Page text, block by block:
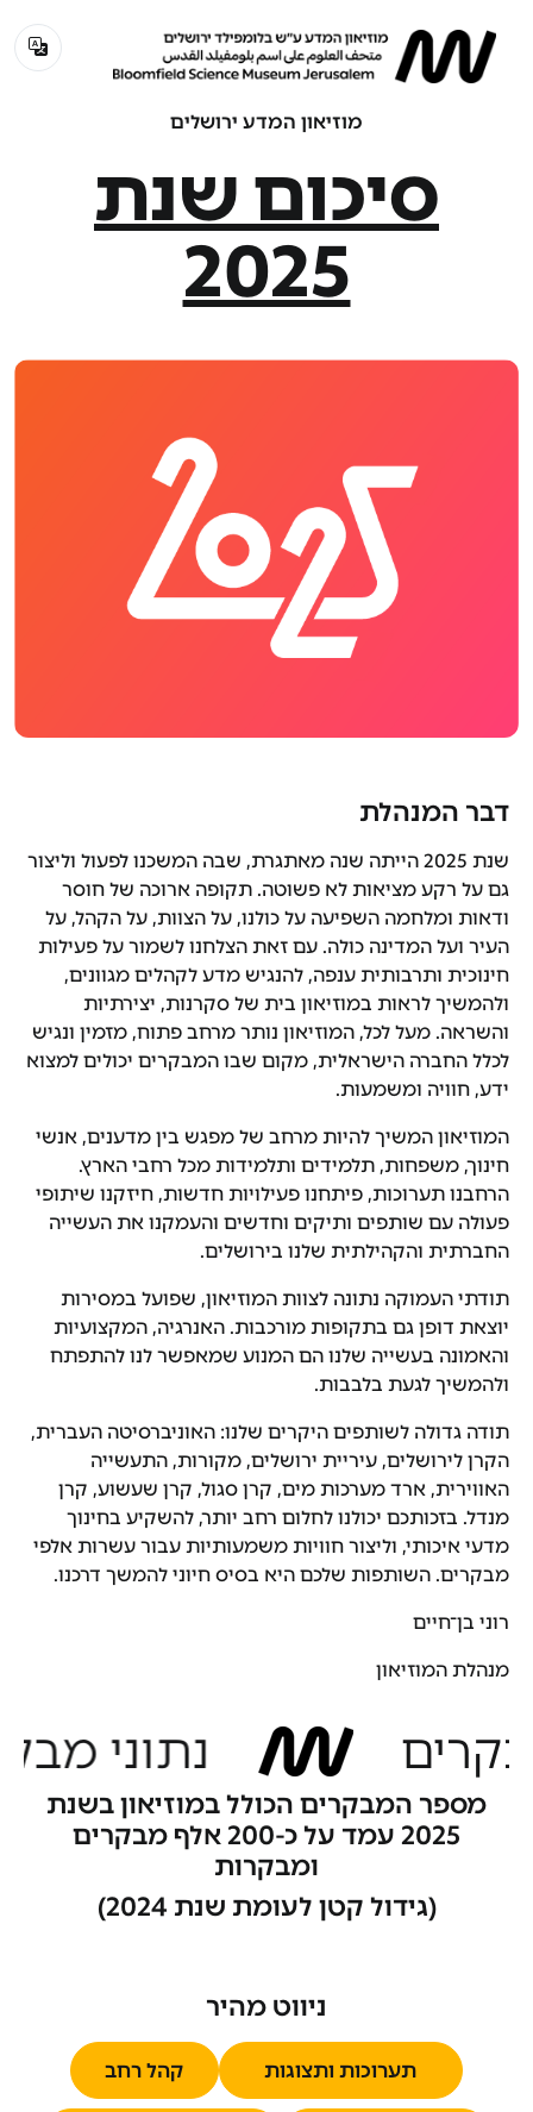
מוזיאון המדע ירושלים
סיכום שנת
2025
דבר המנהלת
שנת 2025 הייתה שנה מאתגרת, שבה המשכנו לפעול וליצור
גם על רקע מציאות לא פשוטה. תקופה ארוכה של חוסר
ודאות ומלחמה השפיעה על כולנו, על הצוות, על הקהל, על
העיר ועל המדינה כולה. עם זאת הצלחנו לשמור על פעילות
חינוכית ותרבותית ענפה, להנגיש מדע לקהלים מגוונים,
ולהמשיך לראות במוזיאון בית של סקרנות, יצירתיות
והשראה. מעל לכל, המוזיאון נותר מרחב פתוח, מזמין ונגיש
לכלל החברה הישראלית, מקום שבו המבקרים יכולים למצוא
ידע, חוויה ומשמעות.
המוזיאון המשיך להיות מרחב של מפגש בין מדענים, אנשי
חינוך, משפחות, תלמידים ותלמידות מכל רחבי הארץ.
הרחבנו תערוכות, פיתחנו פעילויות חדשות, חיזקנו שיתופי
פעולה עם שותפים ותיקים וחדשים והעמקנו את העשייה
החברתית והקהילתית שלנו בירושלים.
תודתי העמוקה נתונה לצוות המוזיאון, שפועל במסירות
יוצאת דופן גם בתקופות מורכבות. האנרגיה, המקצועיות
והאמונה בעשייה שלנו הם המנוע שמאפשר לנו להתפתח
ולהמשיך לגעת בלבבות.
תודה גדולה לשותפים היקרים שלנו: האוניברסיטה העברית,
הקרן לירושלים, עיריית ירושלים, מקורות, התעשייה
האווירית, ארד מערכות מים, קרן סגול, קרן שעשוע, קרן
מנדל. בזכותכם יכולנו לחלום רחב יותר, להשקיע בחינוך
מדעי איכותי, וליצור חוויות משמעותיות עבור עשרות אלפי
מבקרים. השותפות שלכם היא בסיס חיוני להמשך דרכנו.
רוני בן־חיים
מנהלת המוזיאון
נתוני מבקרים
מספר המבקרים הכולל במוזיאון בשנת
2025 עמד על כ-200 אלף מבקרים
ומבקרות
(גידול קטן לעומת שנת 2024)
ניווט מהיר
תערוכות ותצוגות קהל רחב